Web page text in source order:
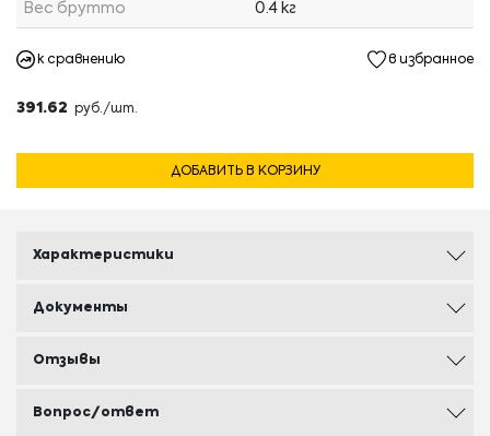
Вес брутто 0.4 кг
к сравнению в избранное
391.62 руб./шт.
ДОБАВИТЬ В КОРЗИНУ
Характеристики
Документы
Отзывы
Вопрос/ответ